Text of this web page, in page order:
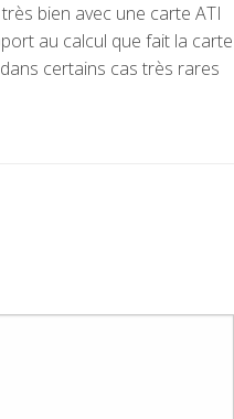
bien avec une carte ATI
au calcul que fait la carte
certains cas très rares